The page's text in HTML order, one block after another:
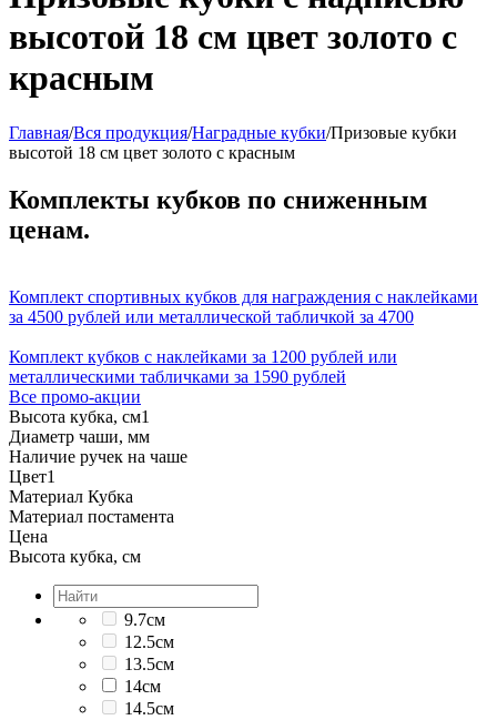
высотой 18 см цвет золото с
красным
Главная/Вся продукция/Наградные кубки/Призовые кубки
высотой 18 см цвет золото с красным
Комплекты кубков по сниженным
ценам.
Комплект спортивных кубков для награждения с наклейками
за 4500 рублей или металлической табличкой за 4700
Комплект кубков с наклейками за 1200 рублей или
металлическими табличками за 1590 рублей
Все промо-акции
Высота кубка, см1
Диаметр чаши, мм
Наличие ручек на чаше
Цвет1
Материал Кубка
Материал постамента
Цена
Высота кубка, см
9.7см
12.5см
13.5см
14см
14.5см